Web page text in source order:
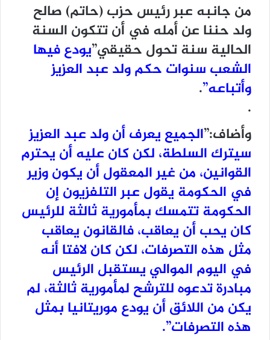
من جانبه عبر رئيس حزب (حاتم) صالح
ولد حننا عن أمله في أن تتكون السنة
الحالية سنة تحول حقيقي”يودع فيها
الشعب سنوات حكم ولد عبد العزيز
وأتباعه”.
.
وأضاف:”الجميع يعرف أن ولد عبد العزيز
سيترك السلطة، لكن كان عليه أن يحترم
القوانين، من غير المعقول أن يكون وزير
في الحكومة يقول عبر التلفزيون إن
الحكومة تتمسك بمأمورية ثالثة للرئيس
كان يحب أن يعاقب، فالقانون يعاقب
مثل هذه التصرفات، لكن كان لافتا أنه
في اليوم الموالي يستقبل الرئيس
مبادرة تدعوه للترشح لمأمورية ثالثة، لم
يكن من اللائق أن يودع موريتانيا بمثل
هذه التصرفات”.